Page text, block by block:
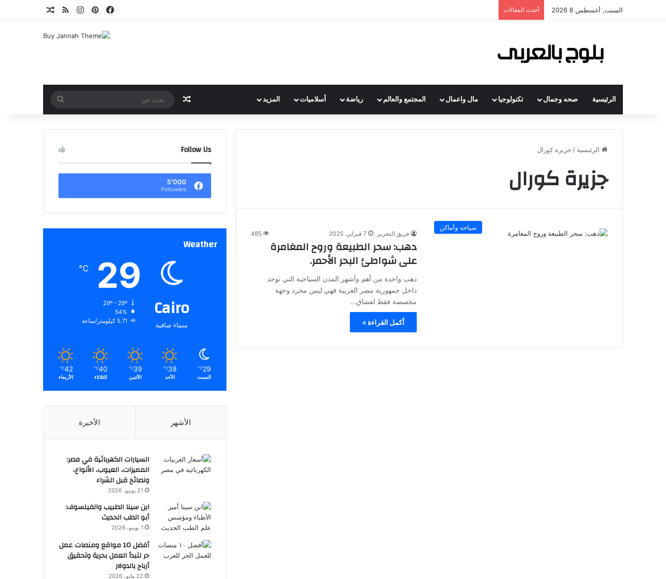
السبت, أغسطس 8 2026 أحدث المقالات فيسبوكبينتيريستانستقرامملخص الموقع RSS
الرئيسية صحه وجمال تكنولوجيا مال واعمال المجتمع والعالم رياضة أسلاميات المزيد مقال عشوائي
عن
الرئيسية / جزيرة كورال
جزيرة كورال
سياحه وأماكن
فريق التحرير 7 فبراير، 2025 485
دهب: سحر الطبيعة وروح المغامرة
على شواطئ البحر الأحمر.
دهب واحدة من أهم وأشهر المدن السياحية التي توجد
داخل جمهورية مصر العربية فهي ليس مجرد وجهة
مخصصة فقط لعشاق…
أكمل القراءة »
Follow Us
5٬000
Followers
Weather
Cairo
سماء صافية
29
℃
54%
5.71 كيلومتر/ساعة
29
℃
السبت
38
℃
الأحد
39
℃
الأثنين
40
℃
الثلاثاء
42
℃
الأربعاء
الأشهر الأخيرة
السيارات الكهربائية في مصر:
المميزات، العيوب، الأنواع،
ونصائح قبل الشراء
21 يونيو، 2026
ابن سينا الطبيب والفيلسوف:
أبو الطب الحديث
1 يونيو، 2026
أفضل 10 مواقع ومنصات عمل
حر لتبدأ العمل بحرية وتحقيق
أرباح بالدولار
22 مايو، 2026